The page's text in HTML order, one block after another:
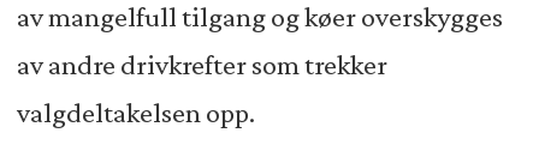
av mangelfull tilgang og køer overskygges
av andre drivkrefter som trekker
valgdeltakelsen opp.